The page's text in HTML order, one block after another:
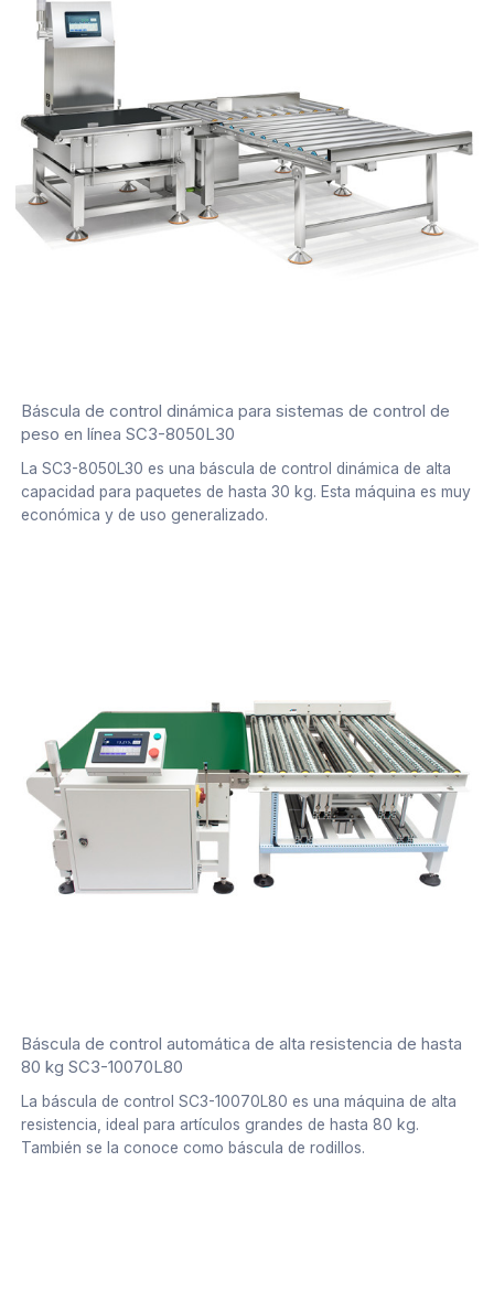
Báscula de control dinámica para sistemas de control de
peso en línea SC3-8050L30
La SC3-8050L30 es una báscula de control dinámica de alta
capacidad para paquetes de hasta 30 kg. Esta máquina es muy
económica y de uso generalizado.
Báscula de control automática de alta resistencia de hasta
80 kg SC3-10070L80
La báscula de control SC3-10070L80 es una máquina de alta
resistencia, ideal para artículos grandes de hasta 80 kg.
También se la conoce como báscula de rodillos.